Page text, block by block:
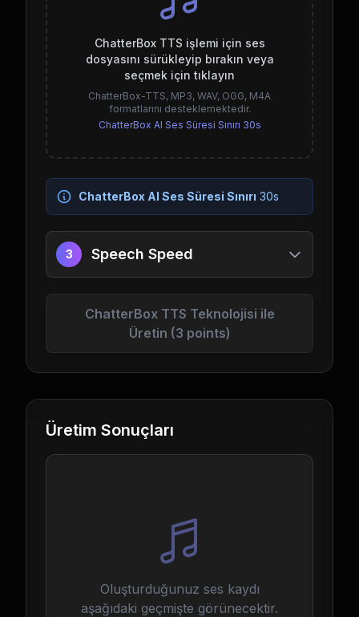
ChatterBox TTS işlemi için ses
dosyasını sürükleyip bırakın veya
seçmek için tıklayın
ChatterBox-TTS, MP3, WAV, OGG, M4A
formatlarını desteklemektedir.
ChatterBox AI Ses Süresi Sınırı 30s
ChatterBox AI Ses Süresi Sınırı 30s
3 Speech Speed
ChatterBox TTS Teknolojisi ile
Üretin (3 points)
Üretim Sonuçları
Oluşturduğunuz ses kaydı
aşağıdaki geçmişte görünecektir.